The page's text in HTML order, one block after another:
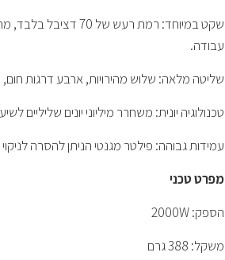
שקט במיוחד: רמת רעש
עבודה.
שליטה מלאה: שלוש מהירויות, ארבע דרגות
טכנולוגיה יונית: משחרר מיליוני יונים
עמידות גבוהה: פילטר מגנטי הניתן להסרה
מפרט טכני
הספק: 2000W
משקל: 388 גרם